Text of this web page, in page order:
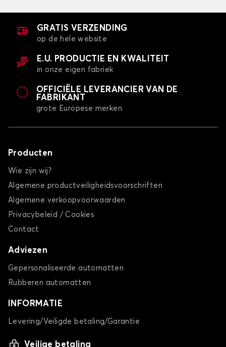
GRATIS VERZENDING
op de hele website
E.U. PRODUCTIE EN KWALITEIT
in onze eigen fabriek
OFFICIËLE LEVERANCIER VAN DE
FABRIKANT
grote Europese merken
Producten
Wie zijn wij?
Algemene productveiligheidsvoorschriften
Algemene verkoopvoorwaarden
Privacybeleid / Cookies
Contact
Adviezen
Gepersonaliseerde automatten
Rubberen automatten
INFORMATIE
Levering/Veiligde betaling/Garantie
Veilige betaling